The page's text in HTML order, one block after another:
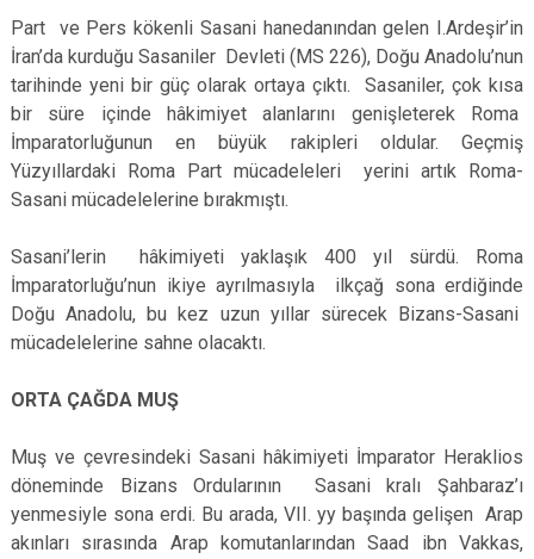
Part ve Pers kökenli Sasani hanedanından gelen I.Ardeşir’in
İran’da kurduğu Sasaniler Devleti (MS 226), Doğu Anadolu’nun
tarihinde yeni bir güç olarak ortaya çıktı. Sasaniler, çok kısa
bir süre içinde hâkimiyet alanlarını genişleterek Roma
İmparatorluğunun en büyük rakipleri oldular. Geçmiş
Yüzyıllardaki Roma Part mücadeleleri yerini artık Roma-
Sasani mücadelelerine bırakmıştı.
Sasani’lerin hâkimiyeti yaklaşık 400 yıl sürdü. Roma
İmparatorluğu’nun ikiye ayrılmasıyla ilkçağ sona erdiğinde
Doğu Anadolu, bu kez uzun yıllar sürecek Bizans-Sasani
mücadelelerine sahne olacaktı.
ORTA ÇAĞDA MUŞ
Muş ve çevresindeki Sasani hâkimiyeti İmparator Heraklios
döneminde Bizans Ordularının Sasani kralı Şahbaraz’ı
yenmesiyle sona erdi. Bu arada, VII. yy başında gelişen Arap
akınları sırasında Arap komutanlarından Saad ibn Vakkas,